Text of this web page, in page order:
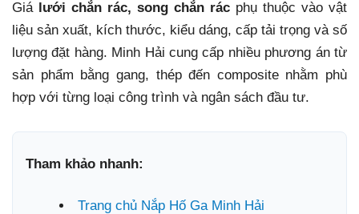
Giá lưới chắn rác, song chắn rác phụ thuộc vào vật
liệu sản xuất, kích thước, kiểu dáng, cấp tải trọng và số
lượng đặt hàng. Minh Hải cung cấp nhiều phương án từ
sản phẩm bằng gang, thép đến composite nhằm phù
hợp với từng loại công trình và ngân sách đầu tư.
Tham khảo nhanh:
Trang chủ Nắp Hố Ga Minh Hải